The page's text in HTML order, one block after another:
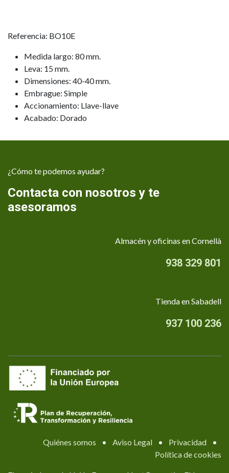
Referencia: BO10E
Medida largo: 80 mm.
Leva: 15 mm.
Dimensiones: 40-40 mm.
Embrague: Simple
Accionamiento: Llave-llave
Acabado: Dorado
¿Cómo te podemos ayudar?
Contacta con nosotros y te
asesoramos
Almacén y oficinas en Cornellà
938 329 801
Tienda en Sabadell
937 100 236
Quiénes somos • Aviso Legal • Privacidad
•
Política de cookies